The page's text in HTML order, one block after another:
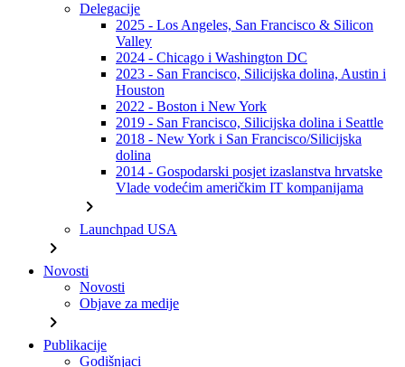
Delegacije
2025 - Los Angeles, San Francisco & Silicon
Valley
2024 - Chicago i Washington DC
2023 - San Francisco, Silicijska dolina, Austin i
Houston
2022 - Boston i New York
2019 - San Francisco, Silicijska dolina i Seattle
2018 - New York i San Francisco/Silicijska
dolina
2014 - Gospodarski posjet izaslanstva hrvatske
Vlade vodećim američkim IT kompanijama
chevron_right
Launchpad USA
chevron_right
Novosti
Novosti
Objave za medije
chevron_right
Publikacije
Godišnjaci